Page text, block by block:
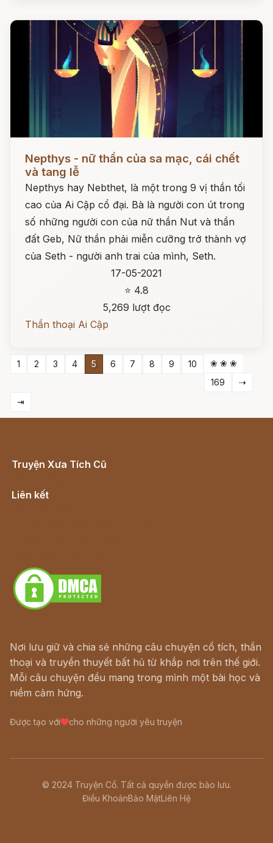
Nepthys - nữ thần của sa mạc, cái chết
và tang lễ
Nepthys hay Nebthet, là một trong 9 vị thần tối
cao của Ai Cập cổ đại. Bà là người con út trong
số những người con của nữ thần Nut và thần
đất Geb, Nữ thần phải miễn cưỡng trở thành vợ
của Seth - người anh trai của mình, Seth.
17-05-2021
⭐ 4.8
5,269 lượt đọc
Thần thoại Ai Cập
1 2 3 4 5 6 7 8 9 10
❀ ❀ ❀
169
⇢
⇥
Truyện Xưa Tích Cũ
Liên kết
Nơi lưu giữ và chia sẻ những câu chuyện cổ tích, thần
thoại và truyền thuyết bất hủ từ khắp nơi trên thế giới.
Mỗi câu chuyện đều mang trong mình một bài học và
niềm cảm hứng.
Được tạo với cho những người yêu truyện
© 2024 Truyện Cổ. Tất cả quyền được bảo lưu.
Điều KhoảnBảo MậtLiên Hệ